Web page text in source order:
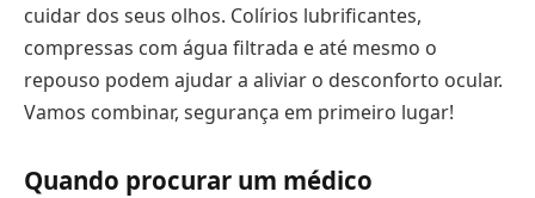
cuidar dos seus olhos. Colírios lubrificantes,
compressas com água filtrada e até mesmo o
repouso podem ajudar a aliviar o desconforto ocular.
Vamos combinar, segurança em primeiro lugar!
Quando procurar um médico